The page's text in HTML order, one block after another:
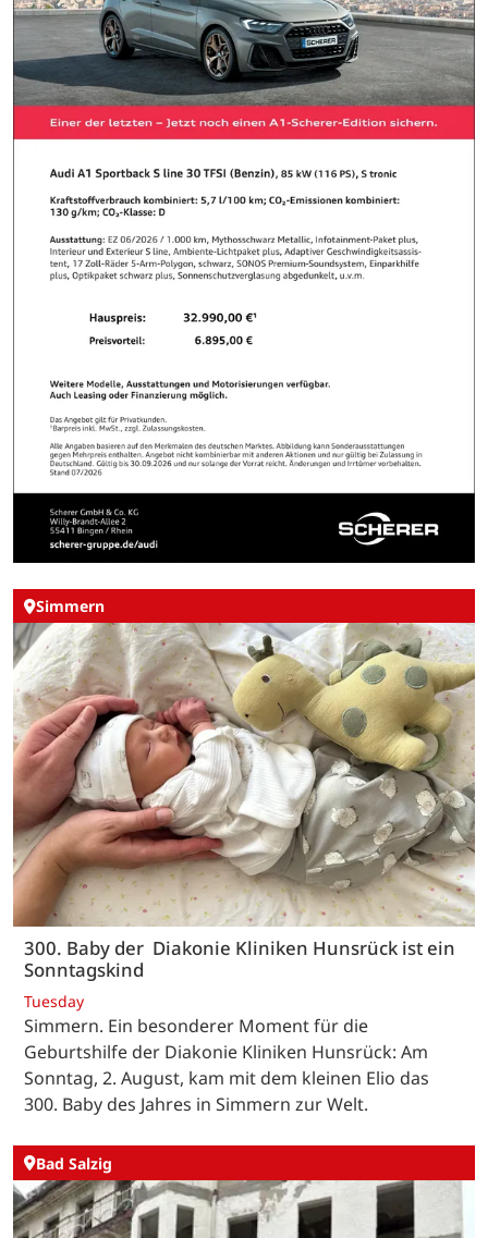
Simmern
300. Baby der Diakonie Kliniken Hunsrück ist ein
Sonntagskind
Tuesday
Simmern. Ein besonderer Moment für die
Geburtshilfe der Diakonie Kliniken Hunsrück: Am
Sonntag, 2. August, kam mit dem kleinen Elio das
300. Baby des Jahres in Simmern zur Welt.
Bad Salzig